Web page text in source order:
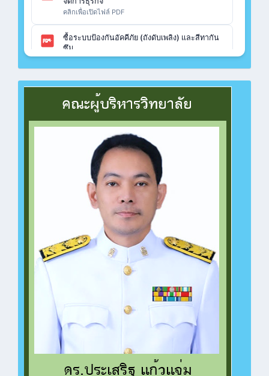
คลิกเพื่อเปิดไฟล์ PDF
ซื้อระบบป้องกันอัคคีภัย (ถังดับเพลิง) และสีทากัน
ซึม
คลิกเพื่อเปิดไฟล์ PDF
วิชาคอมพิวเตอร์
คลิกเพื่อเปิดไฟล์ PDF
ซื้อวัสดุฝึก ปวช.เรือนจำกลางฉะเชิงเทรา แผนก
วิชาช่างไฟฟ้า
คลิกเพื่อเปิดไฟล์ PDF
ซื้อวัสดุฝึก ปวช.ทวิศึกษา แผนกวิชาช่างยนต์
คลิกเพื่อเปิดไฟล์ PDF
ซื้อวัสดุฝึก ปวช.ทวิศึกษา แผนกวิชาคอมพิวเตอร์
คลิกเพื่อเปิดไฟล์ PDF
ซื้อวัสดุฝึก ปวช.ทวิศึกษา แผนกวิชาคอมพิวเตอร์
ซื้อวัสดุฝึก ปวช.ทวิศึกษา แผนกวิชาช่างไฟฟ้า และ
คลิกเพื่อเปิดไฟล์ PDF
ซื้อวัสดุสำนักงาน งานบุคลากร ฝ่ายบริหาร
คลิกเพื่อเปิดไฟล์ PDF